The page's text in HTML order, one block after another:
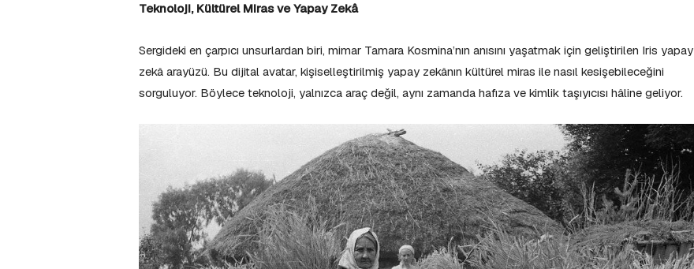
Teknoloji, Kültürel Miras ve Yapay Zekâ
Sergideki en çarpıcı unsurlardan biri, mimar Tamara Kosmina’nın anısını yaşatmak için geliştirilen Iris yapay
zekâ arayüzü. Bu dijital avatar, kişiselleştirilmiş yapay zekânın kültürel miras ile nasıl kesişebileceğini
sorguluyor. Böylece teknoloji, yalnızca araç değil, aynı zamanda hafıza ve kimlik taşıyıcısı hâline geliyor.